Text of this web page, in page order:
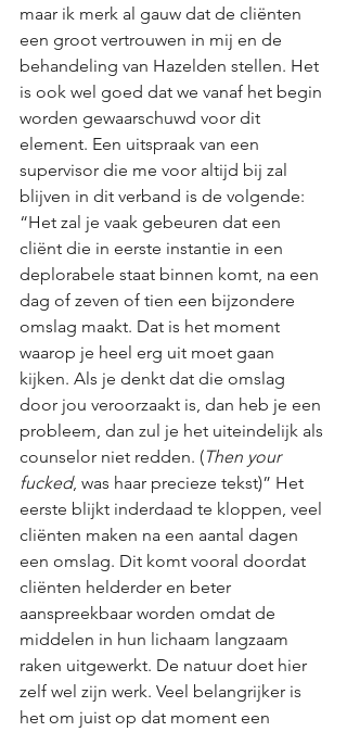
maar ik merk al gauw dat de cliënten
een groot vertrouwen in mij en de
behandeling van Hazelden stellen. Het
is ook wel goed dat we vanaf het begin
worden gewaarschuwd voor dit
element. Een uitspraak van een
supervisor die me voor altijd bij zal
blijven in dit verband is de volgende:
“Het zal je vaak gebeuren dat een
cliënt die in eerste instantie in een
deplorabele staat binnen komt, na een
dag of zeven of tien een bijzondere
omslag maakt. Dat is het moment
waarop je heel erg uit moet gaan
kijken. Als je denkt dat die omslag
door jou veroorzaakt is, dan heb je een
probleem, dan zul je het uiteindelijk als
counselor niet redden. (Then your
fucked, was haar precieze tekst)” Het
eerste blijkt inderdaad te kloppen, veel
cliënten maken na een aantal dagen
een omslag. Dit komt vooral doordat
cliënten helderder en beter
aanspreekbaar worden omdat de
middelen in hun lichaam langzaam
raken uitgewerkt. De natuur doet hier
zelf wel zijn werk. Veel belangrijker is
het om juist op dat moment een